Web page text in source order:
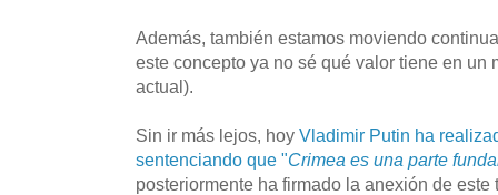
Además, también estamos moviendo
este concepto ya no sé qué valor tiene en un
actual).
Sin ir más lejos, hoy Vladimir Putin ha
sentenciando que "Crimea es una parte
posteriormente ha firmado la anexión de este